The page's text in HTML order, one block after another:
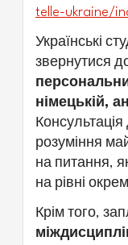
telle-ukraine/
Українські
звернутися
німецькій,
розуміння
на питання,
на рівні
Крім того,